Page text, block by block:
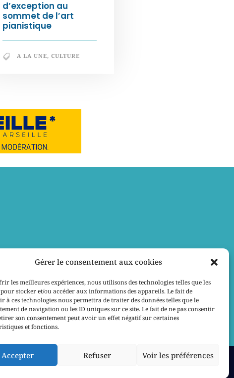
Gérer le consentement aux cookies
les meilleures expériences, nous utilisons des technologies telles que les
stocker et/ou accéder aux informations des appareils. Le fait de
à ces technologies nous permettra de traiter des données telles que le
de navigation ou les ID uniques sur ce site. Le fait de ne pas consentir
son consentement peut avoir un effet négatif sur certaines
et fonctions.
Accepter Refuser Voir les préférences
d’exception au
sommet de l’art
pianistique
A LA UNE, CULTURE